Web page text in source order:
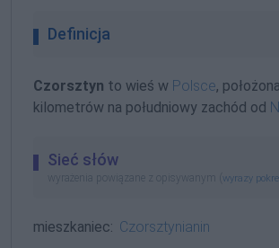
Definicja
Czorsztyn to wieś w Polsce,
kilometrów na południowy zachód od
Sieć słów
wyrażenia powiązane z opisywanym ( wyrazy
mieszkaniec: Czorsztynianin